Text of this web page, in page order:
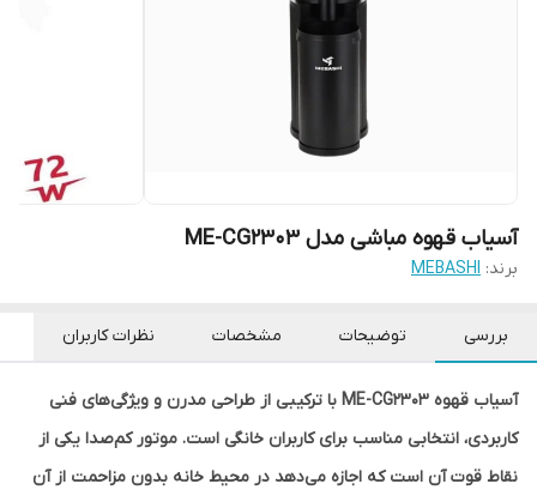
آسیاب قهوه مباشی مدل ME-CG2303
برند: MEBASHI
بررسی توضیحات مشخصات نظرات کاربران
آسیاب قهوه ME-CG2303 با ترکیبی از طراحی مدرن و ویژگی‌های فنی
کاربردی، انتخابی مناسب برای کاربران خانگی است. موتور کم‌صدا یکی از
نقاط قوت آن است که اجازه می‌دهد در محیط خانه بدون مزاحمت از آن